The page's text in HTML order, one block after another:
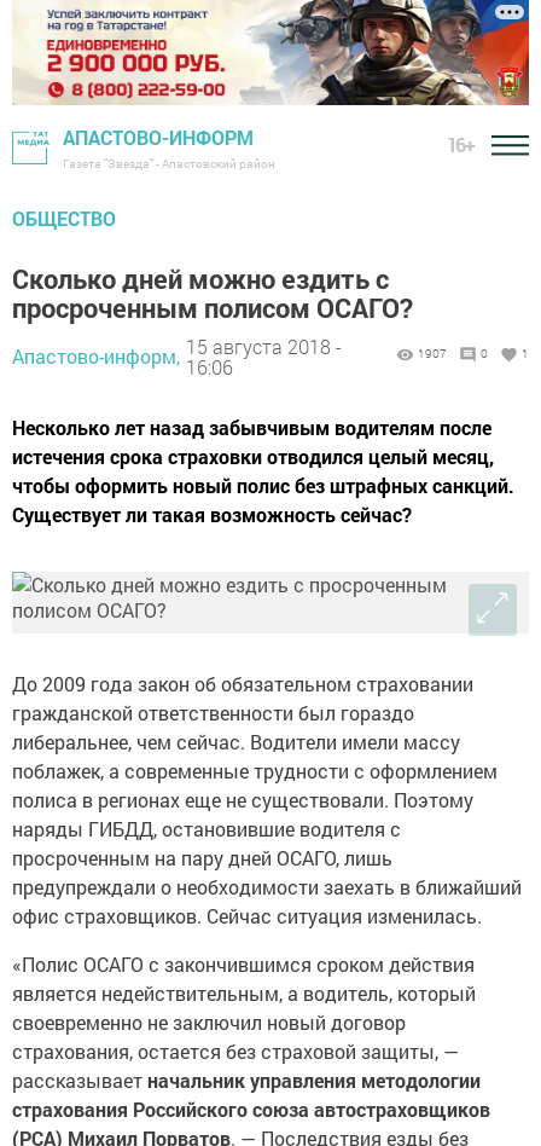
АПАСТОВО-ИНФОРМ
Газета "Звезда" - Апастовский район
16+
ОБЩЕСТВО
Сколько дней можно ездить с
просроченным полисом ОСАГО?
Апастово-информ, 15 августа 2018 -
16:06
1907 0 1
Несколько лет назад забывчивым водителям после
истечения срока страховки отводился целый месяц,
чтобы оформить новый полис без штрафных санкций.
Существует ли такая возможность сейчас?
До 2009 года закон об обязательном страховании
гражданской ответственности был гораздо
либеральнее, чем сейчас. Водители имели массу
поблажек, а современные трудности с оформлением
полиса в регионах еще не существовали. Поэтому
наряды ГИБДД, остановившие водителя с
просроченным на пару дней ОСАГО, лишь
предупреждали о необходимости заехать в ближайший
офис страховщиков. Сейчас ситуация изменилась.
«Полис ОСАГО с закончившимся сроком действия
является недействительным, а водитель, который
своевременно не заключил новый договор
страхования, остается без страховой защиты, —
рассказываетначальник управления методологии
страхования Российского союза автостраховщиков
(РСА) Михаил Порватов. — Последствия езды без